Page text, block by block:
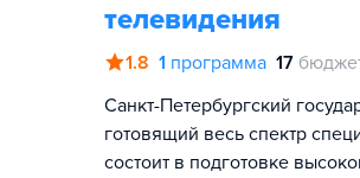
телевидения
1.8 1 программа 17
Санкт-Петербургский
готовящий весь спектр
состоит в подготовке